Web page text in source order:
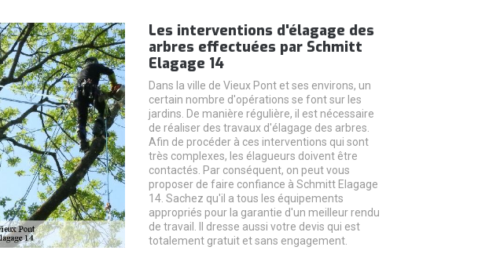
Les interventions d'élagage des
arbres effectuées par Schmitt
Elagage 14
Dans la ville de Vieux Pont et ses environs, un
certain nombre d'opérations se font sur les
jardins. De manière régulière, il est nécessaire
de réaliser des travaux d'élagage des arbres.
Afin de procéder à ces interventions qui sont
très complexes, les élagueurs doivent être
contactés. Par conséquent, on peut vous
proposer de faire confiance à Schmitt Elagage
14. Sachez qu'il a tous les équipements
appropriés pour la garantie d'un meilleur rendu
de travail. Il dresse aussi votre devis qui est
totalement gratuit et sans engagement.